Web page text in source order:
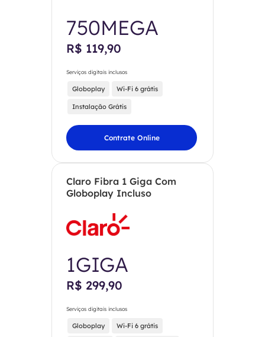
750MEGA
R$ 119,90
Serviços digitais inclusos
Globoplay Wi-Fi 6 grátis
Instalação Grátis
Contrate Online
Claro Fibra 1 Giga Com
Globoplay Incluso
1GIGA
R$ 299,90
Serviços digitais inclusos
Globoplay Wi-Fi 6 grátis